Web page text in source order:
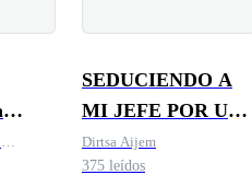
SEDUCIENDO A
MI JEFE POR UNA
VENGANZA
Dirtsa Aijem
375 leídos